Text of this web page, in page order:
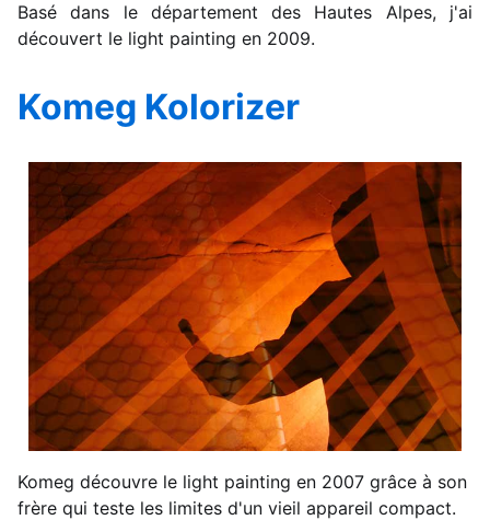
Basé dans le département des Hautes Alpes, j'ai
découvert le light painting en 2009.
Komeg Kolorizer
Komeg découvre le light painting en 2007 grâce à son
frère qui teste les limites d'un vieil appareil compact.